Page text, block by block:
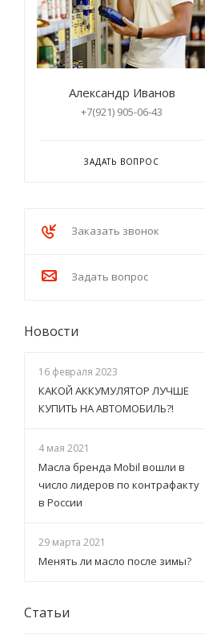
Александр Иванов
+7(921) 905-06-43
ЗАДАТЬ ВОПРОС
Заказать звонок
Задать вопрос
Новости
16 февраля 2023
КАКОЙ АККУМУЛЯТОР ЛУЧШЕ
КУПИТЬ НА АВТОМОБИЛЬ?!
4 мая 2021
Масла бренда Mobil вошли в
число лидеров по контрафакту
в России
29 марта 2021
Менять ли масло после зимы?
Статьи